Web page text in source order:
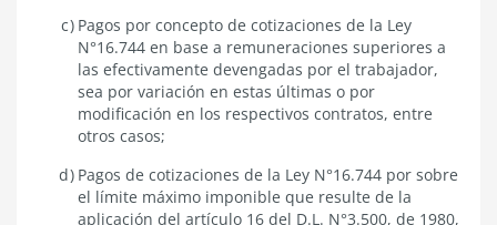
Pagos por concepto de cotizaciones de la Ley
N°16.744 en base a remuneraciones superiores a
las efectivamente devengadas por el trabajador,
sea por variación en estas últimas o por
modificación en los respectivos contratos, entre
otros casos;
Pagos de cotizaciones de la Ley N°16.744 por sobre
el límite máximo imponible que resulte de la
aplicación del artículo 16 del D.L. N°3.500, de 1980,